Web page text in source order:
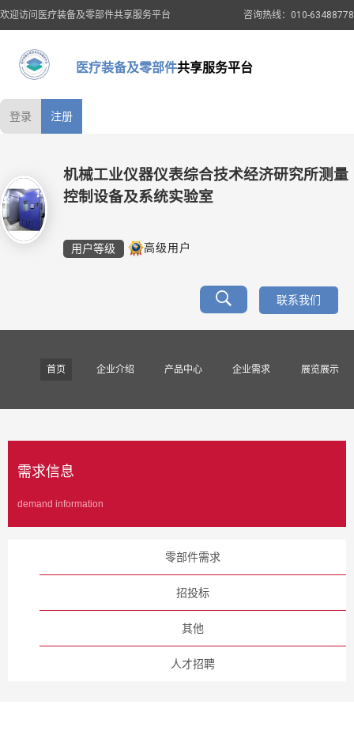
欢迎访问医疗装备及零部件共享服务平台 咨询热线：010-63488778
医疗装备及零部件共享服务平台
登录 注册
机械工业仪器仪表综合技术经济研究所测量
控制设备及系统实验室
用户等级 高级用户
联系我们
首页 企业介绍 产品中心 企业需求 展览展示
需求信息
demand information
零部件需求
招投标
其他
人才招聘